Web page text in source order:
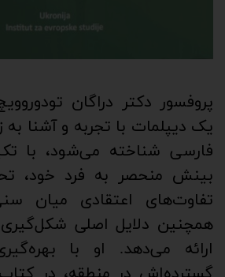
پروفسور دکتر دراگان
یک دیپلمات با تجربه و آشنا به
فارسی شناخته می‌شود، با
بینش منحصر به فرد خود،
تفاوت‌های اعتقادی میان
همچنین دلایل اصلی
ارائه می‌دهد. او با